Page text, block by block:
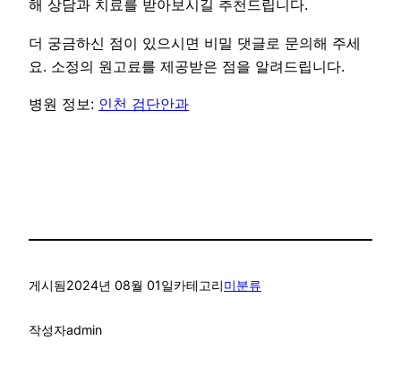
해 상담과 치료를 받아보시길 추천드립니다.
더 궁금하신 점이 있으시면 비밀 댓글로 문의해 주세
요. 소정의 원고료를 제공받은 점을 알려드립니다.
병원 정보: 인천 검단안과
게시됨2024년 08월 01일카테고리미분류
작성자admin